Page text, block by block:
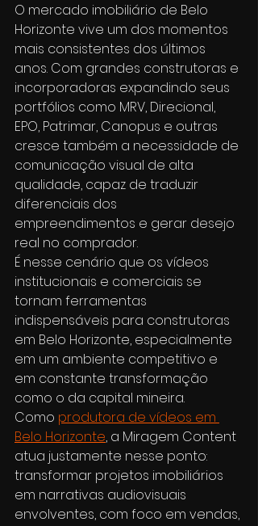
O mercado imobiliário de Belo
Horizonte vive um dos momentos
mais consistentes dos últimos
anos. Com grandes construtoras e
incorporadoras expandindo seus
portfólios como MRV, Direcional,
EPO, Patrimar, Canopus e outras
cresce também a necessidade de
comunicação visual de alta
qualidade, capaz de traduzir
diferenciais dos
empreendimentos e gerar desejo
real no comprador.
É nesse cenário que os vídeos
institucionais e comerciais se
tornam ferramentas
indispensáveis para construtoras
em Belo Horizonte, especialmente
em um ambiente competitivo e
em constante transformação
como o da capital mineira.
Como produtora de vídeos em
Belo Horizonte, a Miragem Content
atua justamente nesse ponto:
transformar projetos imobiliários
em narrativas audiovisuais
envolventes, com foco em vendas,